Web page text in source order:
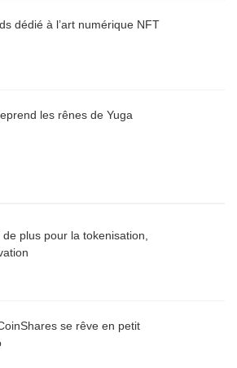
dédié à l’art numérique NFT
les rênes de Yuga
plus pour la tokenisation,
se rêve en petit